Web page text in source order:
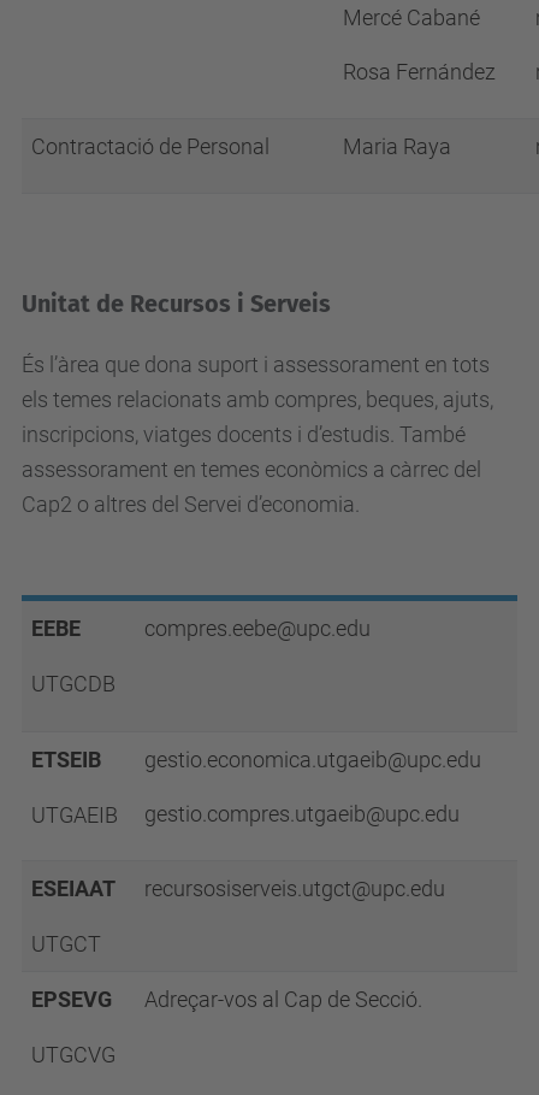
Mercé Cabané
Rosa Fernández
Contractació de Personal Maria Raya
Unitat de Recursos i Serveis
És l’àrea que dona suport i assessorament en tots
els temes relacionats amb compres, beques, ajuts,
inscripcions, viatges docents i d’estudis. També
assessorament en temes econòmics a càrrec del
Cap2 o altres del Servei d’economia.
EEBE
UTGCDB
compres.eebe@upc.edu
ETSEIB
UTGAEIB
gestio.economica.utgaeib@upc.edu
gestio.compres.utgaeib@upc.edu
ESEIAAT
UTGCT
recursosiserveis.utgct@upc.edu
EPSEVG
UTGCVG
Adreçar-vos al Cap de Secció.